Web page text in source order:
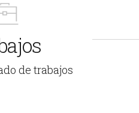
de trabajos